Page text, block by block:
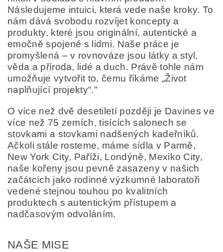
Následujeme intuici, která vede naše kroky. To
nám dává svobodu rozvíjet koncepty a
produkty, které jsou originální, autentické a
emočně spojené s lidmi. Naše práce je
promyšlená – v rovnováze jsou látky a styl,
věda a příroda, lidé a duch. Právě tohle nám
umožňuje vytvořit to, čemu říkáme „Život
naplňující projekty“."
O více než dvě desetiletí později je Davines ve
více než 75 zemích, tisících salonech se
stovkami a stovkami nadšených kadeřníků.
Ačkoli stále rosteme, máme sídla v Parmě,
New York City, Paříži, Londýně, Mexiko City,
naše kořeny jsou pevně zasazeny v našich
začátcích jako rodinné výzkumné laboratoři
vedené stejnou touhou po kvalitních
produktech s autentickým přístupem a
nadčasovým odvoláním.
NAŠE MISE